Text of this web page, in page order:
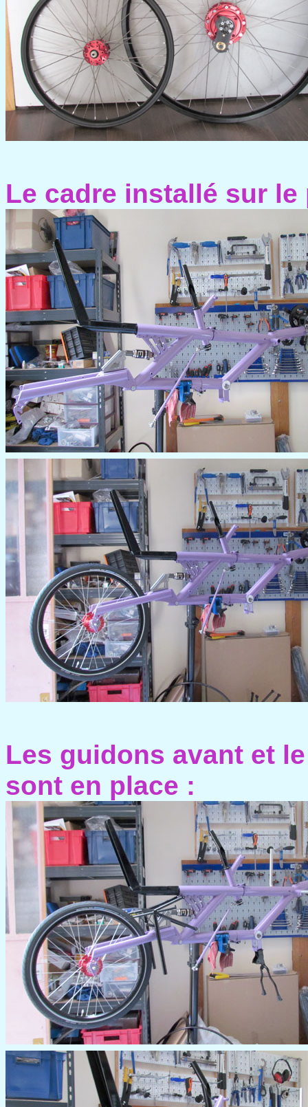
Le cadre installé sur
Les guidons avant et
sont en place :